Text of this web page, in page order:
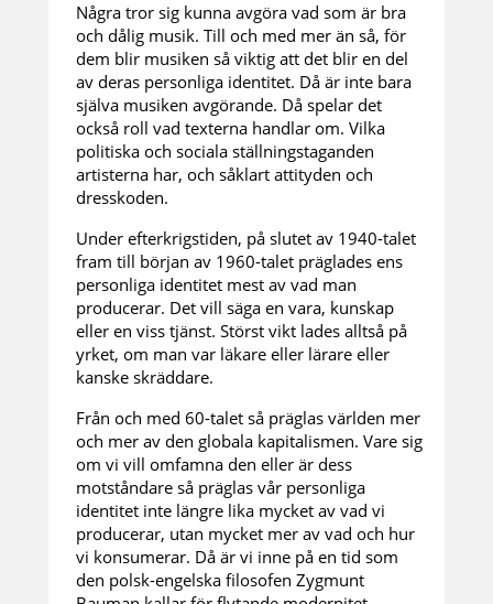
Några tror sig kunna avgöra vad som är bra
och dålig musik. Till och med mer än så, för
dem blir musiken så viktig att det blir en del
av deras personliga identitet. Då är inte bara
själva musiken avgörande. Då spelar det
också roll vad texterna handlar om. Vilka
politiska och sociala ställningstaganden
artisterna har, och såklart attityden och
dresskoden.
Under efterkrigstiden, på slutet av 1940-talet
fram till början av 1960-talet präglades ens
personliga identitet mest av vad man
producerar. Det vill säga en vara, kunskap
eller en viss tjänst. Störst vikt lades alltså på
yrket, om man var läkare eller lärare eller
kanske skräddare.
Från och med 60-talet så präglas världen mer
och mer av den globala kapitalismen. Vare sig
om vi vill omfamna den eller är dess
motståndare så präglas vår personliga
identitet inte längre lika mycket av vad vi
producerar, utan mycket mer av vad och hur
vi konsumerar. Då är vi inne på en tid som
den polsk-engelska filosofen Zygmunt